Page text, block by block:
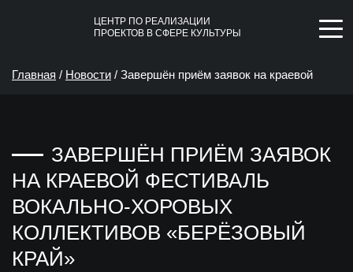
ЦЕНТР ПО РЕАЛИЗАЦИИ
ПРОЕКТОВ В СФЕРЕ КУЛЬТУРЫ
Главная / Новости / Завершён приём заявок на краевой
край»
ЗАВЕРШЁН ПРИЁМ ЗАЯВОК
НА КРАЕВОЙ ФЕСТИВАЛЬ
ВОКАЛЬНО-ХОРОВЫХ
КОЛЛЕКТИВОВ «БЕРЁЗОВЫЙ
КРАЙ»